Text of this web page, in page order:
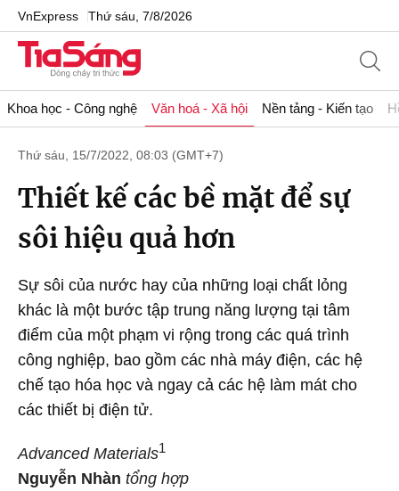
VnExpress Thứ sáu, 7/8/2026
Khoa học - Công nghệ Văn hoá - Xã hội Nền tảng - Kiến tạo
Thứ sáu, 15/7/2022, 08:03 (GMT+7)
Thiết kế các bề mặt để sự
sôi hiệu quả hơn
Sự sôi của nước hay của những loại chất lỏng
khác là một bước tập trung năng lượng tại tâm
điểm của một phạm vi rộng trong các quá trình
công nghiệp, bao gồm các nhà máy điện, các hệ
chế tạo hóa học và ngay cả các hệ làm mát cho
các thiết bị điện tử.
Advanced Materials1
Nguyễn Nhàn tổng hợp